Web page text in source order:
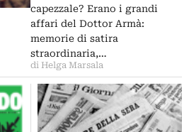
capezzale? Erano i grandi
affari del Dottor Armà:
memorie di satira
straordinaria,…
di Helga Marsala